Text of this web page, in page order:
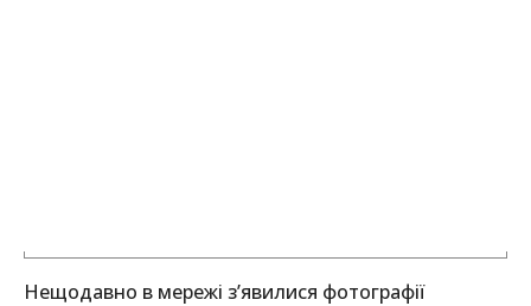
Нещодавно в мережі з’явилися фотографії